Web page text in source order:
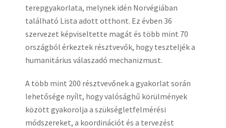
terepgyakorlata, melynek idén Norvégiában
található Lista adott otthont. Ez évben 36
szervezet képviseltette magát és több mint 70
országból érkeztek résztvevők, hogy teszteljék a
humanitárius válaszadó mechanizmust.
A több mint 200 résztvevőnek a gyakorlat során
lehetősége nyílt, hogy valósághű körülmények
között gyakorolja a szükségletfelmérési
módszereket, a koordinációt és a tervezést